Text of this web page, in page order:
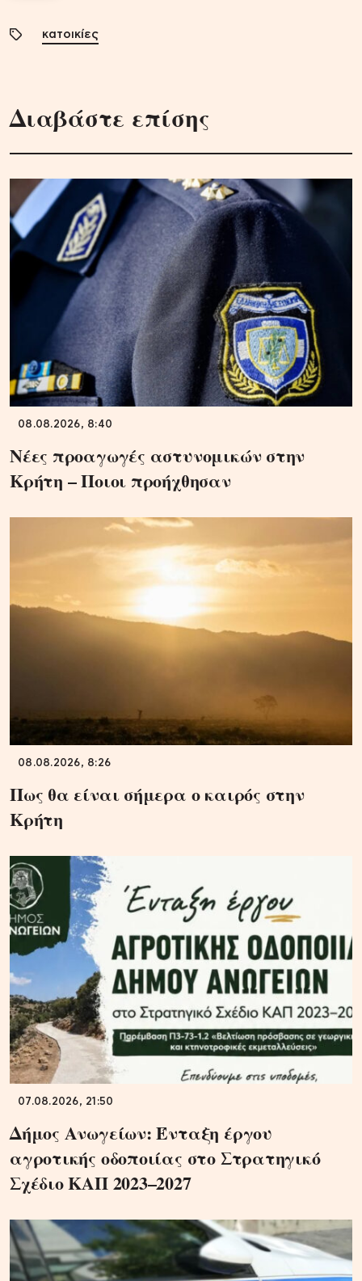
κατοικίες
Διαβάστε επίσης
08.08.2026, 8:40
Νέες προαγωγές αστυνομικών στην
Κρήτη – Ποιοι προήχθησαν
08.08.2026, 8:26
Πως θα είναι σήμερα ο καιρός στην
Κρήτη
07.08.2026, 21:50
Δήμος Ανωγείων: Ένταξη έργου
αγροτικής οδοποιίας στο Στρατηγικό
Σχέδιο ΚΑΠ 2023–2027